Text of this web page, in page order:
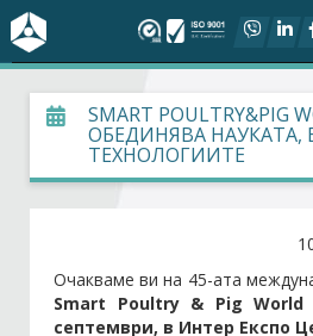
За БСК
На фокус
Социален диалог
SMART POULTRY&PIG
ОБЕДИНЯВА НАУКАТА,
ТЕХНОЛОГИИТЕ
Очакваме ви на 45-ата
Smart Poultry & Pig World
септември, в Интер Експо